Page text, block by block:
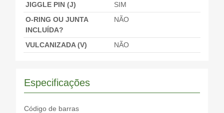
SUZUKI
1767077E10
SUZUKI
1767077E11
JIGGLE PIN (J)
SIM
O-RING OU JUNTA
INCLUÍDA?
NÃO
VULCANIZADA (V) NÃO
Especificações
Código de barras